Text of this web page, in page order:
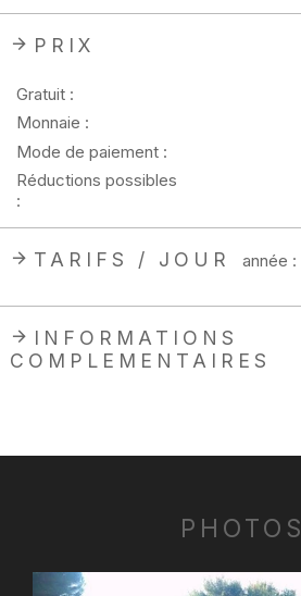
PRIX
Gratuit :
Monnaie :
Mode de paiement :
Réductions possibles
:
TARIFS / JOUR année :
INFORMATIONS
COMPLEMENTAIRES
PHOTOS